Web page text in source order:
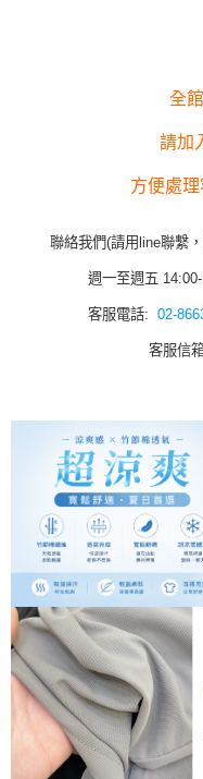
全
請加
方便處
聯絡我們(請用line聯繫
週一至週五
客服電話: 02-
客服信